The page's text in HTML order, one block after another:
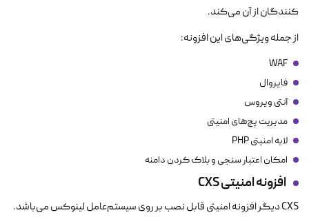
کنندگان از آن می‌کند.
از جمله ویژگی‌های این افزونه:
WAF
فایروال
آنتی ویروس
مدیریت پچ‌های امنیتی
لایه امنیتی PHP
امکان اعتبار سنجی و بلاک کردن دامنه
افزونه امنیتیCXS
CXS دیگر افزونه امنیتی قابل نصب بر روی سیستم‌عامل لینوکس می‌باشد.